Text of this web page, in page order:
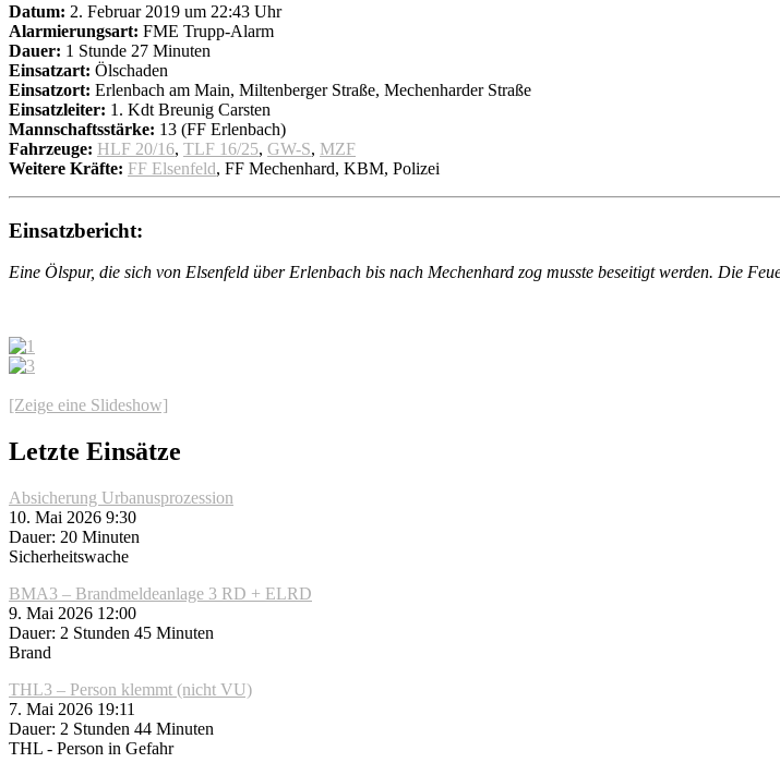
Datum: 2. Februar 2019 um 22:43 Uhr
Alarmierungsart: FME Trupp-Alarm
Dauer: 1 Stunde 27 Minuten
Einsatzart: Ölschaden
Einsatzort: Erlenbach am Main, Miltenberger Straße, Mechenharder Straße
Einsatzleiter: 1. Kdt Breunig Carsten
Mannschaftsstärke: 13 (FF Erlenbach)
Fahrzeuge: HLF 20/16, TLF 16/25, GW-S, MZF
Weitere Kräfte: FF Elsenfeld, FF Mechenhard, KBM, Polizei
Einsatzbericht:
Eine Ölspur, die sich von Elsenfeld über Erlenbach bis nach Mechenhard zog musste beseitigt werden. Die
[Zeige eine Slideshow]
Letzte Einsätze
Absicherung Urbanusprozession
10. Mai 2026 9:30
Dauer: 20 Minuten
Sicherheitswache
BMA3 – Brandmeldeanlage 3 RD + ELRD
9. Mai 2026 12:00
Dauer: 2 Stunden 45 Minuten
Brand
THL3 – Person klemmt (nicht VU)
7. Mai 2026 19:11
Dauer: 2 Stunden 44 Minuten
THL - Person in Gefahr